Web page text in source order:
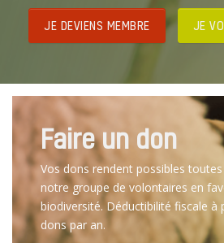
JE DEVIENS MEMBRE JE
Faire un don
Vos dons rendent possibles
notre groupe de volontaires en
biodiversité. Déductibilité fiscale à
dons par an.